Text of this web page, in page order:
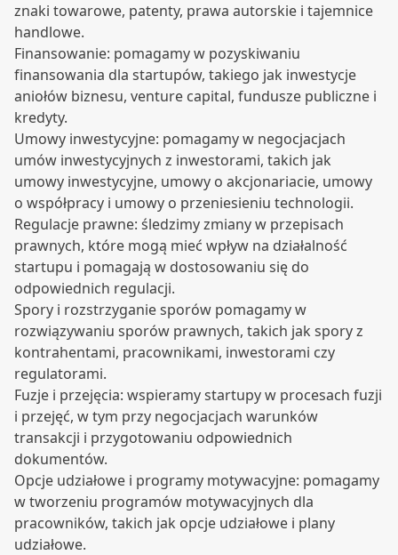
znaki towarowe, patenty, prawa autorskie i tajemnice
handlowe.
Finansowanie: pomagamy w pozyskiwaniu
finansowania dla startupów, takiego jak inwestycje
aniołów biznesu, venture capital, fundusze publiczne i
kredyty.
Umowy inwestycyjne: pomagamy w negocjacjach
umów inwestycyjnych z inwestorami, takich jak
umowy inwestycyjne, umowy o akcjonariacie, umowy
o współpracy i umowy o przeniesieniu technologii.
Regulacje prawne: śledzimy zmiany w przepisach
prawnych, które mogą mieć wpływ na działalność
startupu i pomagają w dostosowaniu się do
odpowiednich regulacji.
Spory i rozstrzyganie sporów pomagamy w
rozwiązywaniu sporów prawnych, takich jak spory z
kontrahentami, pracownikami, inwestorami czy
regulatorami.
Fuzje i przejęcia: wspieramy startupy w procesach fuzji
i przejęć, w tym przy negocjacjach warunków
transakcji i przygotowaniu odpowiednich
dokumentów.
Opcje udziałowe i programy motywacyjne: pomagamy
w tworzeniu programów motywacyjnych dla
pracowników, takich jak opcje udziałowe i plany
udziałowe.